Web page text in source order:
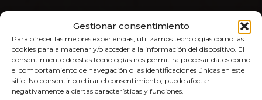
Gestionar consentimiento
Para ofrecer las mejores experiencias, utilizamos tecnologías como las
cookies para almacenar y/o acceder a la información del dispositivo. El
consentimiento de estas tecnologías nos permitirá procesar datos como
el comportamiento de navegación o las identificaciones únicas en este
sitio. No consentir o retirar el consentimiento, puede afectar
negativamente a ciertas características y funciones.